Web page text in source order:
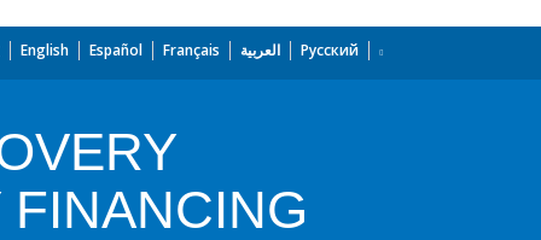
English Español Français العربية Русский